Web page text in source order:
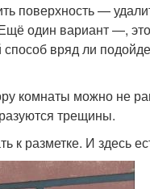
поверхность —
один вариант —,
вряд ли
комнаты можно не
трещины.
к разметке. И здесь